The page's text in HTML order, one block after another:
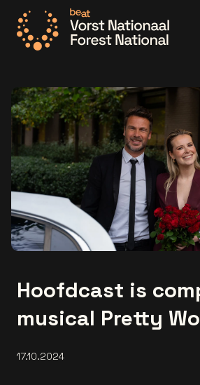
Hoofdcast is
musical Pretty
17.10.2024